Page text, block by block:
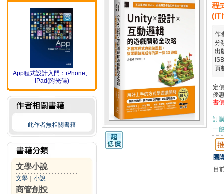
App程式設計入門：iPhone、
iPad(附光碟)
此作者無相關書籍
文學小說
文學 小說
商管創投
程
作
分
出
頁
定
優
書
訂
一
團
目